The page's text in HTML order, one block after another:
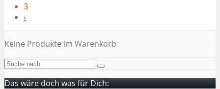
3
›
Keine Produkte im Warenkorb
Das wäre doch was für Dich: